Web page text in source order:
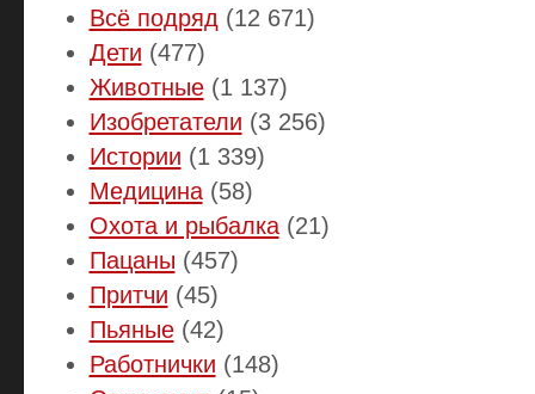
Всё подряд (12 671)
Дети (477)
Животные(1 137)
Изобретатели (3 256)
Истории (1 339)
Медицина(58)
Охота и рыбалка(21)
Пацаны (457)
Притчи (45)
Пьяные(42)
Работнички (148)